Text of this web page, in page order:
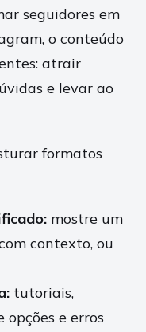
seguidores em
o conteúdo
atrair
e levar ao
formatos
mostre um
contexto, ou
tutoriais,
opções e erros